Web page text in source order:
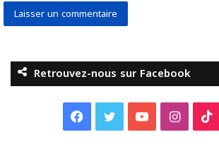
Retrouvez-nous sur Facebook
I